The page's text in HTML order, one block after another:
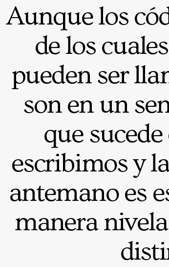
Aunque los
de los
pueden ser
son en un
que
escribimos y
antemano es
manera